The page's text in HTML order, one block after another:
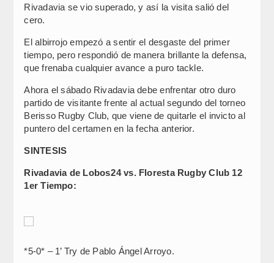
Rivadavia se vio superado, y así la visita salió del
cero.
El albirrojo empezó a sentir el desgaste del primer
tiempo, pero respondió de manera brillante la defensa,
que frenaba cualquier avance a puro tackle.
Ahora el sábado Rivadavia debe enfrentar otro duro
partido de visitante frente al actual segundo del torneo
Berisso Rugby Club, que viene de quitarle el invicto al
puntero del certamen en la fecha anterior.
SINTESIS
Rivadavia de Lobos24 vs. Floresta Rugby Club 12
1er Tiempo:
*5-0* – 1’ Try de Pablo Ángel Arroyo.